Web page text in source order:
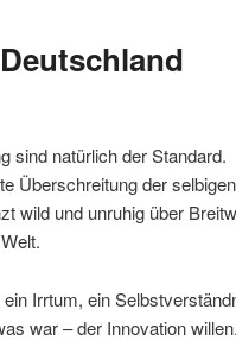
sind natürlich der Standard.
Überschreitung der
wild und unruhig über
Irrtum, ein
war – der Innovation willen.